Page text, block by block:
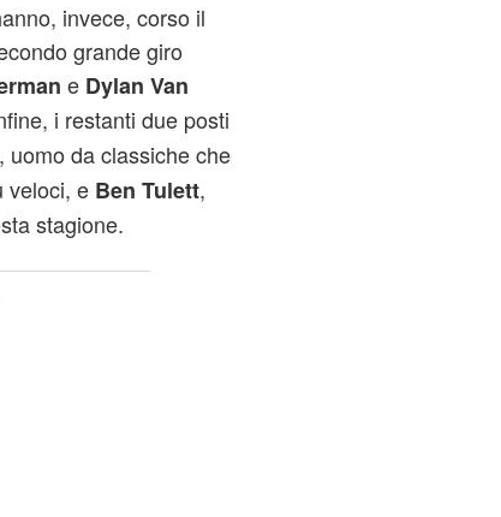
invece, corso il
grande giro
e Dylan Van
i restanti due posti
uomo da classiche che
veloci, e Ben Tulett,
stagione.